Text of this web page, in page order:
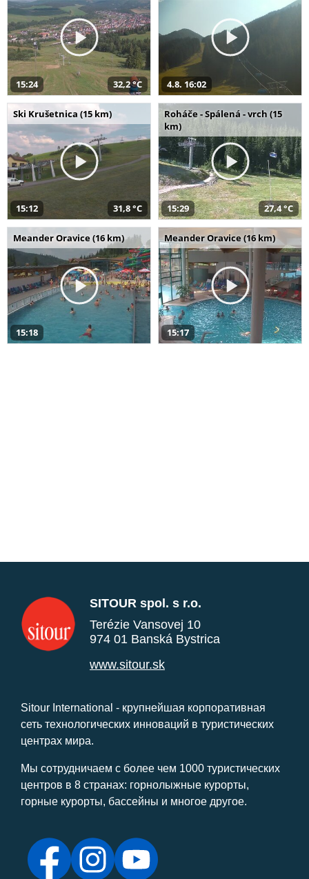
15:24 32,2 °C 4.8. 16:02
Ski Krušetnica (15 km)
15:12 31,8 °C
Roháče - Spálená - vrch (15
km)
15:29 27,4 °C
Meander Oravice (16 km)
15:18
Meander Oravice (16 km)
15:17
SITOUR spol. s r.o.
Terézie Vansovej 10
974 01 Banská Bystrica
www.sitour.sk
Sitour International - крупнейшая корпоративная
сеть технологических инноваций в туристических
центрах мира.
Мы сотрудничаем с более чем 1000 туристических
центров в 8 странах: горнолыжные курорты,
горные курорты, бассейны и многое другое.